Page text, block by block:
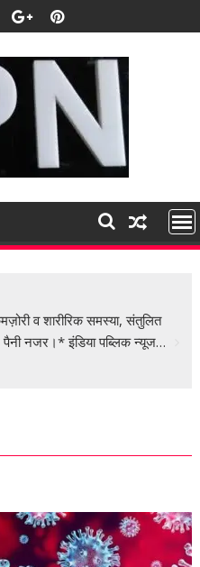
व शारीरिक समस्या, संतुलित
पैनी नजर।* इंडिया पब्लिक न्यूज…